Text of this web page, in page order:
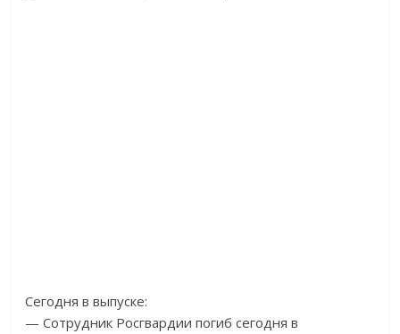
Сегодня в выпуске:
— Сотрудник Росгвардии погиб сегодня в